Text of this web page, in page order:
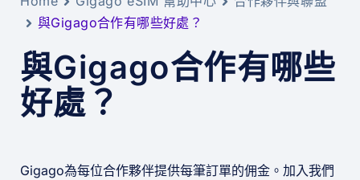
與Gigago合作有哪些好處？
與Gigago合作有哪些
好處？
Gigago為每位合作夥伴提供每筆訂單的佣金。加入我們